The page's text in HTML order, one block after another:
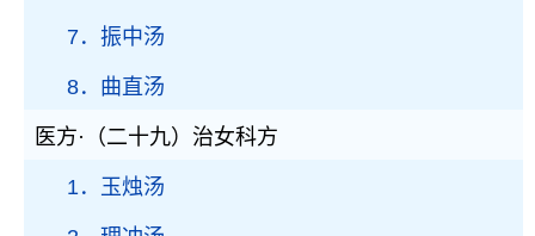
7．振中汤
8．曲直汤
医方·（二十九）治女科方
1．玉烛汤